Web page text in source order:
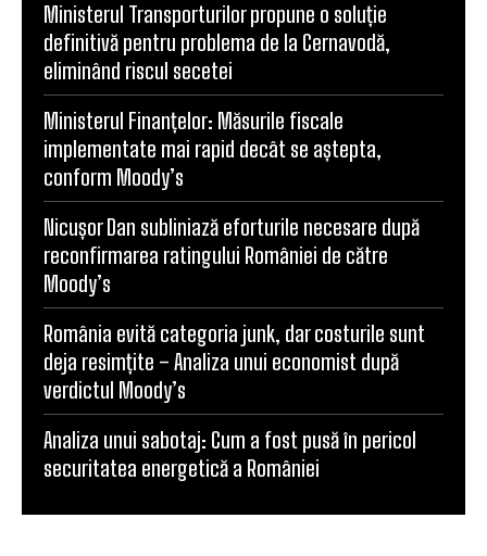
Ministerul Transporturilor propune o soluție
definitivă pentru problema de la Cernavodă,
eliminând riscul secetei
Ministerul Finanțelor: Măsurile fiscale
implementate mai rapid decât se aștepta,
conform Moody’s
Nicușor Dan subliniază eforturile necesare după
reconfirmarea ratingului României de către
Moody’s
România evită categoria junk, dar costurile sunt
deja resimțite – Analiza unui economist după
verdictul Moody’s
Analiza unui sabotaj: Cum a fost pusă în pericol
securitatea energetică a României